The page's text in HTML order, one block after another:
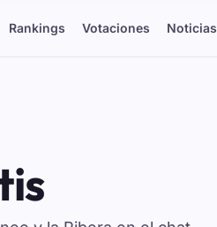
Rankings Votaciones Noticias